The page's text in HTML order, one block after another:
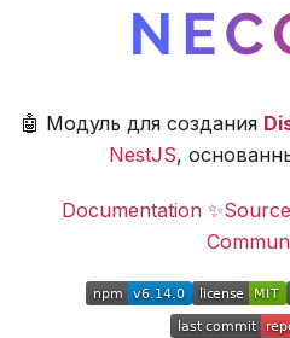
🤖 Модуль для создания
NestJS,
Documentation ✨